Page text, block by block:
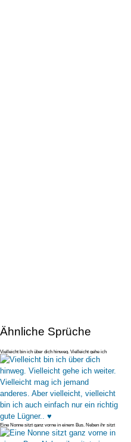
Ähnliche Sprüche
Vielleicht bin ich über dich hinweg. Vielleicht gehe ich
weiter. Viellei
Eine Nonne sitzt ganz vorne in einem Bus. Neben ihr sitzt
ein Penner und